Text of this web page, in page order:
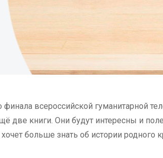
финала всероссийской гуманитарной
две книги. Они будут интересны и
больше знать об истории родного